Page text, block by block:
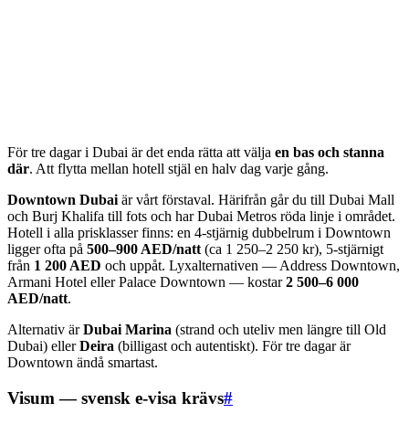
För tre dagar i Dubai är det enda rätta att välja en bas och stanna
där. Att flytta mellan hotell stjäl en halv dag varje gång.
Downtown Dubai är vårt förstaval. Härifrån går du till Dubai Mall
och Burj Khalifa till fots och har Dubai Metros röda linje i området.
Hotell i alla prisklasser finns: en 4-stjärnig dubbelrum i Downtown
ligger ofta på 500–900 AED/natt (ca 1 250–2 250 kr), 5-stjärnigt
från 1 200 AED och uppåt. Lyxalternativen — Address Downtown,
Armani Hotel eller Palace Downtown — kostar2 500–6 000
AED/natt.
Alternativ ärDubai Marina (strand och uteliv men längre till Old
Dubai) ellerDeira (billigast och autentiskt). För tre dagar är
Downtown ändå smartast.
Visum — svensk e-visa krävs#